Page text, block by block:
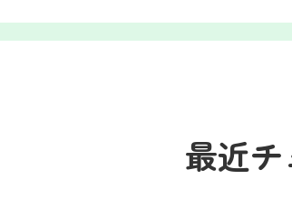
最近